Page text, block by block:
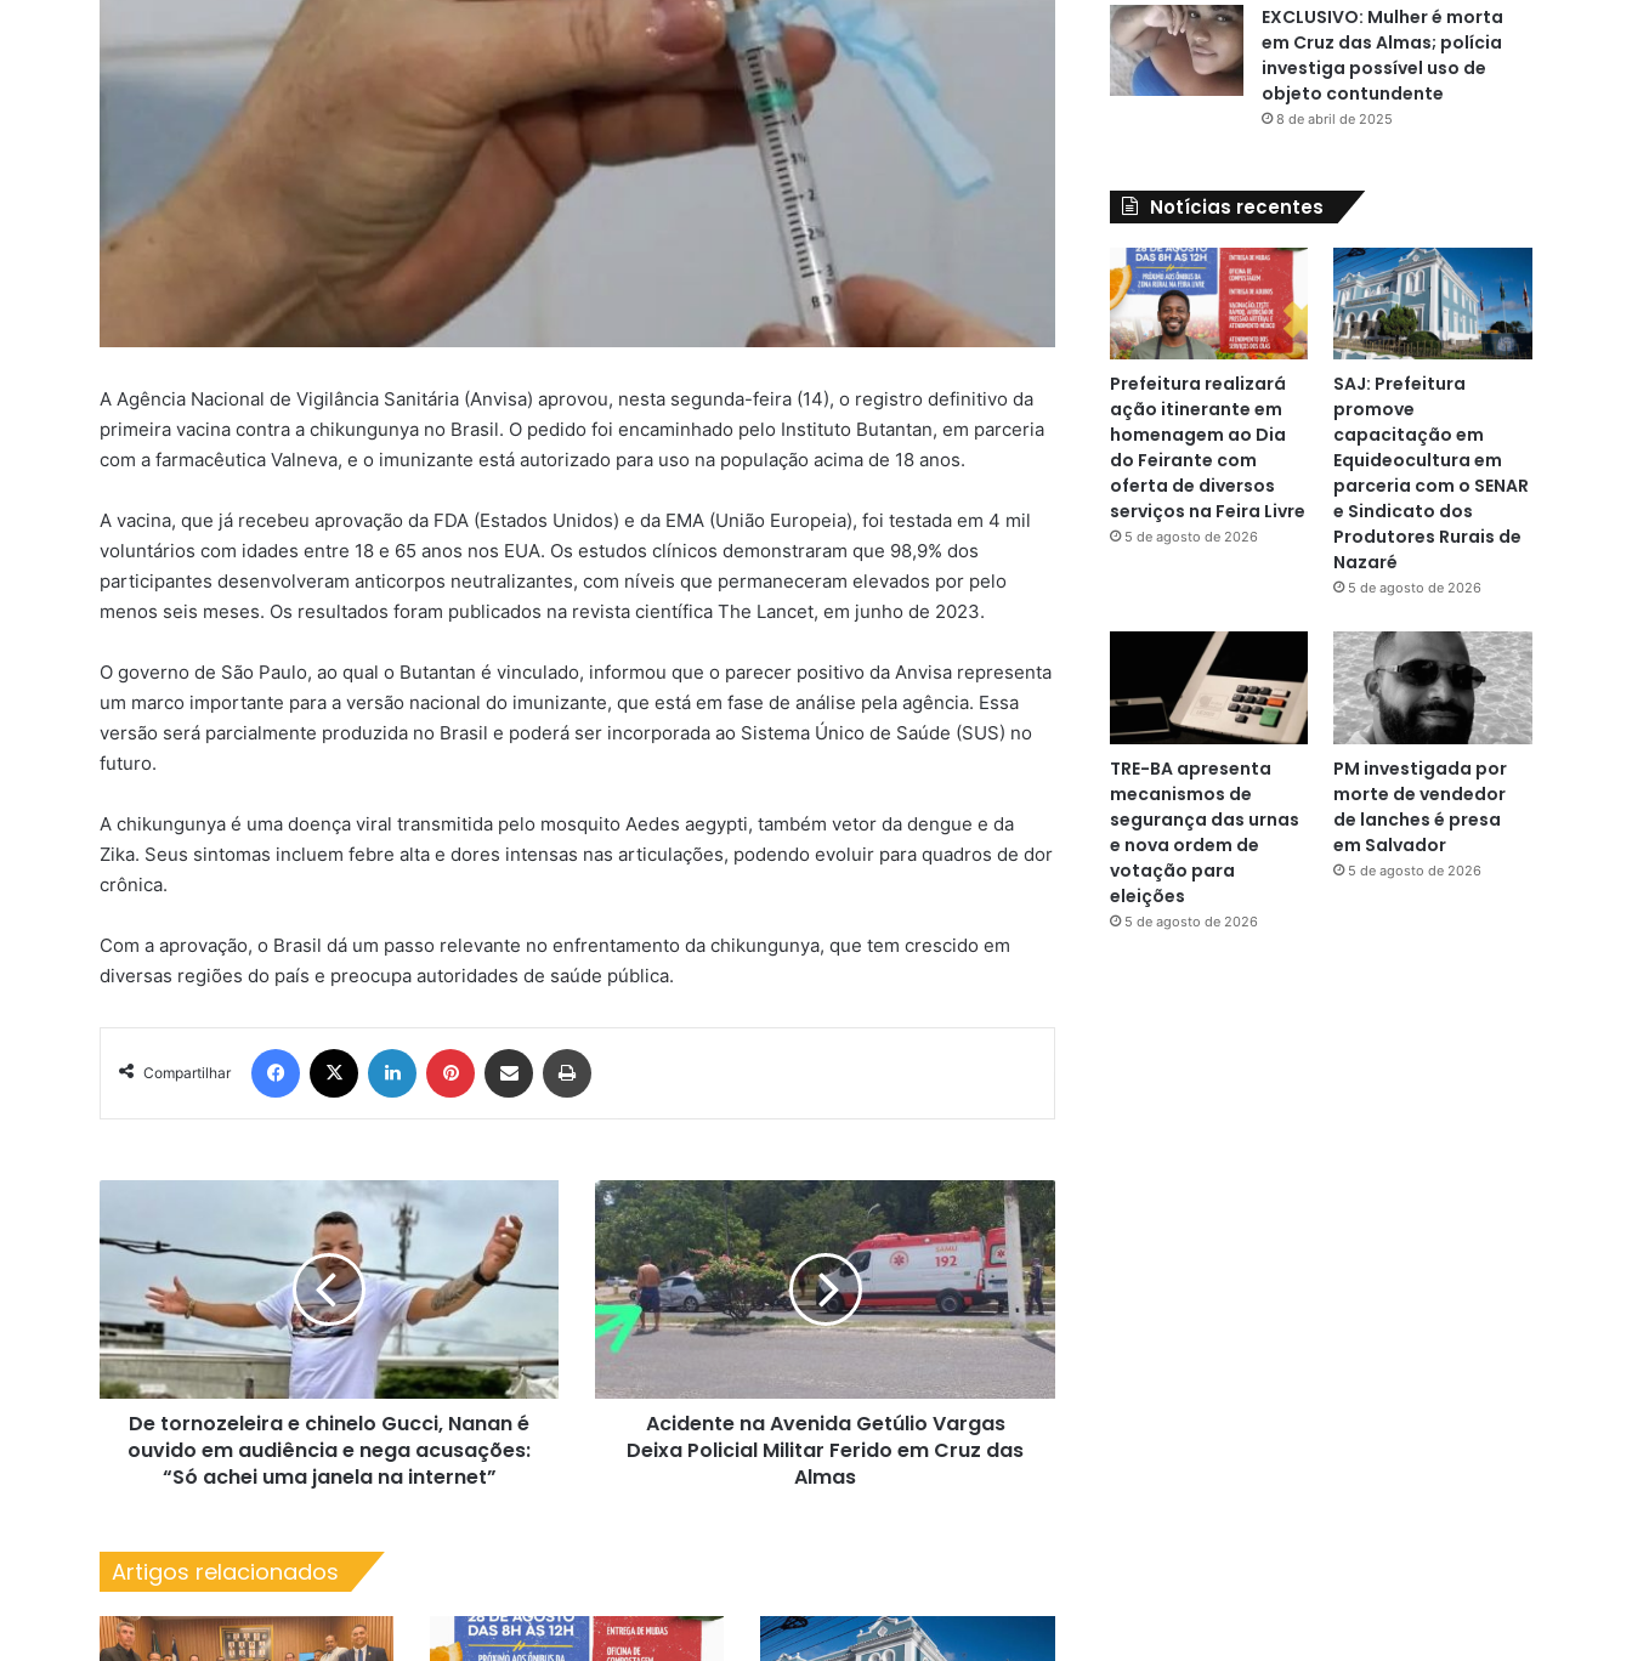
A Agência Nacional de Vigilância Sanitária (Anvisa) aprovou, nesta segunda-feira (14), o registro definitivo da
primeira vacina contra a chikungunya no Brasil. O pedido foi encaminhado pelo Instituto Butantan, em parceria
com a farmacêutica Valneva, e o imunizante está autorizado para uso na população acima de 18 anos.
A vacina, que já recebeu aprovação da FDA (Estados Unidos) e da EMA (União Europeia), foi testada em 4 mil
voluntários com idades entre 18 e 65 anos nos EUA. Os estudos clínicos demonstraram que 98,9% dos
participantes desenvolveram anticorpos neutralizantes, com níveis que permaneceram elevados por pelo
menos seis meses. Os resultados foram publicados na revista científica The Lancet, em junho de 2023.
O governo de São Paulo, ao qual o Butantan é vinculado, informou que o parecer positivo da Anvisa representa
um marco importante para a versão nacional do imunizante, que está em fase de análise pela agência. Essa
versão será parcialmente produzida no Brasil e poderá ser incorporada ao Sistema Único de Saúde (SUS) no
futuro.
A chikungunya é uma doença viral transmitida pelo mosquito Aedes aegypti, também vetor da dengue e da
Zika. Seus sintomas incluem febre alta e dores intensas nas articulações, podendo evoluir para quadros de dor
crônica.
Com a aprovação, o Brasil dá um passo relevante no enfrentamento da chikungunya, que tem crescido em
diversas regiões do país e preocupa autoridades de saúde pública.
Compartilhar
Facebook Linkedin Pinterest Compartilhar via e-mail
e
Gucci,
Nanan
é
ouvido
em
audiência
achei
uma
na
internet”
De tornozeleira e chinelo Gucci, Nanan é
ouvido em audiência e nega acusações:
“Só achei uma janela na internet”
Acidente
na
Avenida
Getúlio
Vargas
Deixa
Policial
Ferido
Cruz
Acidente na Avenida Getúlio Vargas
Deixa Policial Militar Ferido em Cruz das
Almas
Artigos relacionados
EXCLUSIVO: Mulher é morta
em Cruz das Almas; polícia
investiga possível uso de
objeto contundente
8 de abril de 2025
Notícias recentes
Prefeitura realizará
ação itinerante em
homenagem ao Dia
do Feirante com
oferta de diversos
serviços na Feira Livre
5 de agosto de 2026
SAJ: Prefeitura
promove
capacitação em
Equideocultura em
parceria com o SENAR
e Sindicato dos
Produtores Rurais de
Nazaré
5 de agosto de 2026
TRE-BA apresenta
mecanismos de
segurança das urnas
e nova ordem de
votação para
eleições
5 de agosto de 2026
PM investigada por
morte de vendedor
de lanches é presa
em Salvador
5 de agosto de 2026